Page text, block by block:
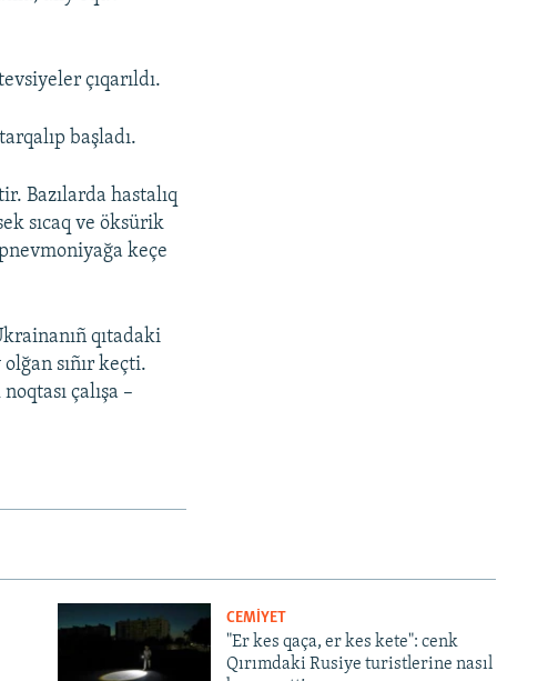
çıqarıldı.
başladı.
Bazılarda hastalıq
sıcaq ve öksürik
keçe
qıtadaki
sıñır keçti.
çalışa –
CEMİYET
"Er kes qaça, er kes kete": cenk
Qırımdaki Rusiye turistlerine nasıl